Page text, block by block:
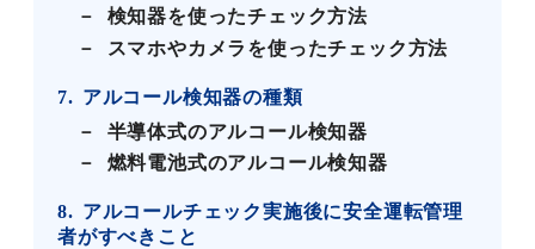
検知器を使ったチェック方法
スマホやカメラを使ったチェック方法
7
アルコール検知器の種類
半導体式のアルコール検知器
燃料電池式のアルコール検知器
8
アルコールチェック実施後に安全運転管理
者がすべきこと